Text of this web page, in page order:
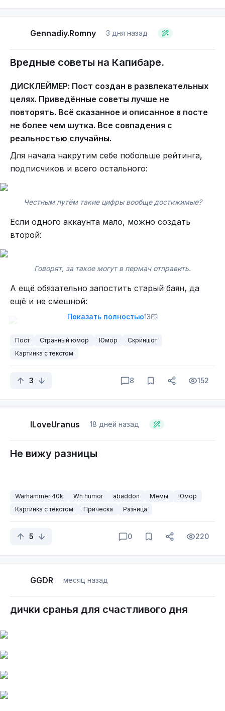
Простой советский...
Шкрябалка = скребок. Слышал такое где-то в Шортсах.
Во первых, составляем списки правильно. А в третьих,
соблюдаем нумерацию.
Чёрным по белому всё же лучше.
А что на это скажет директорка?
И в триллиард первый раз повторишь...
А 4то так0е?
Как, хорошо видн
Не надо не так.
Мем, баян или классика?
Если что, то там написано "Помни про то, что пробелы
существуют".
Маи глоза! Но лучше так не делать.
Gennadiy.Romny 3 дня назад
Вредные советы на Капибаре.
ДИСКЛЕЙМЕР: Пост создан в развлекательных
целях. Приведённые советы лучше не
повторять. Всё сказанное и описанное в посте
не более чем шутка. Все совпадения с
реальностью случайны.
Для начала накрутим себе побольше рейтинга,
подписчиков и всего остального:
Честным путём такие цифры вообще достижимые?
Если одного аккаунта мало, можно создать
второй:
Говорят, за такое могут в пермач отправить.
А ещё обязательно запостить старый баян, да
ещё и не смешной:
Самобаян, здесь такое любят:
Запости какую нибудь картинку, и желательно
Показать полностью13
Пост Странный юмор Юмор
Скриншот
Картинка с текстом
3 8 152
ILoveUranus 18 дней назад
Не вижу разницы
Warhammer 40k Wh humor abaddon Мемы
Юмор
Картинка с текстом
Прическа Разница
5 0 220
GGDR месяц назад
дички сранья для счастливого дня